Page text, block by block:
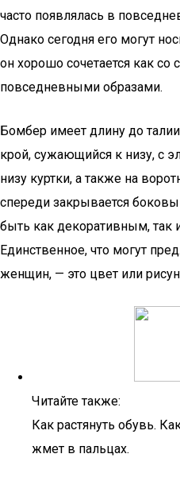
часто появлялась в
Однако сегодня его могут
он хорошо сочетается как со
повседневными образами.
Бомбер имеет длину до
крой, сужающийся к низу, с
низу куртки, а также на
спереди закрывается
быть как декоративным, так
Единственное, что могут
женщин, — это цвет или
Читайте также:
Как растянуть обувь.
жмет в пальцах.